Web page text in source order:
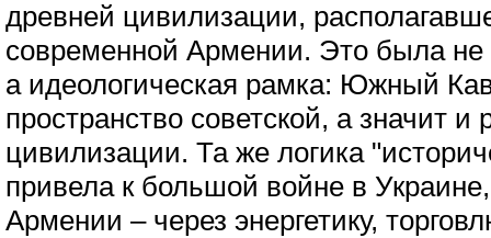
древней цивилизации,
современной Армении. Это была не
а идеологическая рамка: Южный
пространство советской, а значит и
цивилизации. Та же логика
привела к большой войне в
Армении – через энергетику,